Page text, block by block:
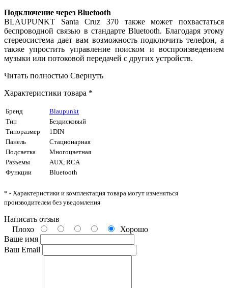
Подключение через Bluetooth
BLAUPUNKT Santa Cruz 370 также может похвастаться
беспроводной связью в стандарте Bluetooth. Благодаря этому
стереосистема дает вам возможность подключить телефон, а
также упростить управление поиском и воспроизведением
музыки или потоковой передачей с других устройств.
Читать полностью Свернуть
Характеристики товара *
Бренд
Blaupunkt
Тип
Бездисковый
Типоразмер
1DIN
Панель
Стационарная
Подсветка
Многоцветная
Разъемы
AUX, RCA
Функции
Bluetooth
* - Характеристики и комплектация товара могут изменяться
производителем без уведомления
Написать отзыв
Плохо
Хорошо
Ваше имя
Ваш Email